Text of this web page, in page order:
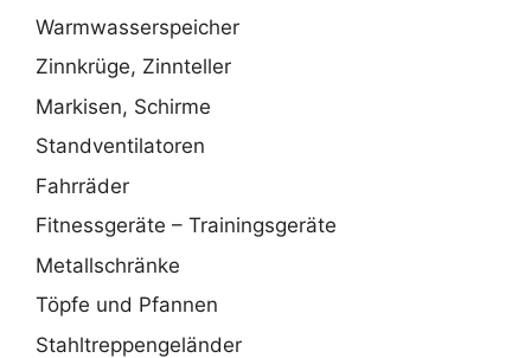
Warmwasserspeicher
Zinnkrüge, Zinnteller
Markisen, Schirme
Standventilatoren
Fahrräder
Fitnessgeräte – Trainingsgeräte
Metallschränke
Töpfe und Pfannen
Stahltreppengeländer